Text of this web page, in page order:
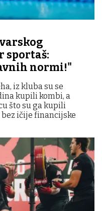
sportaš:
normi!"
iz kluba su se
kupili kombi, a
što su ga kupili
ičije financijske